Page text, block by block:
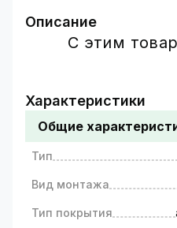
Описание
Электромагнитный
прикрепить
дверной раме
питания создается
заставляющее
магниту. Для
прекратить подачу
Тип - замки
С этим
Характеристики
Общие
Тип
Вид монтажа
Тип покрытия